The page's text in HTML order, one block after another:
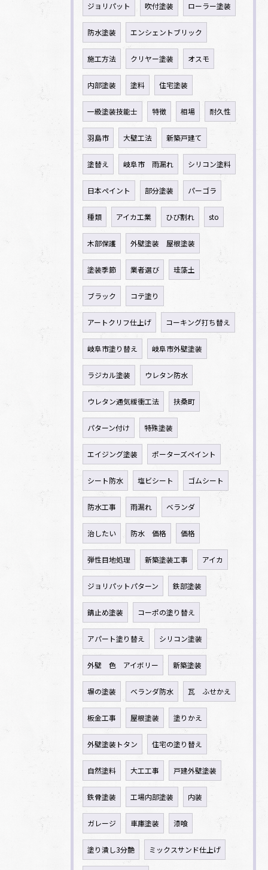
ジョリパット 吹付塗装 ローラー塗装
防水塗装 エンシェントブリック
施工方法 クリヤー塗装 オスモ
内部塗装 塗料 住宅塗装
一級塗装技能士 特徴 相場 耐久性
羽島市 大壁工法 新築戸建て
塗替え 岐阜市 雨漏れ シリコン塗料
日本ペイント 部分塗装 パーゴラ
種類 アイカ工業 ひび割れ sto
木部保護 外壁塗装 屋根塗装
塗装季節 業者選び 珪藻土
ブラック コテ塗り
アートクリフ仕上げ コーキング打ち替え
岐阜市塗り替え 岐阜市外壁塗装
ラジカル塗装 ウレタン防水
ウレタン通気緩衝工法 扶桑町
パターン付け 特殊塗装
エイジング塗装 ポーターズペイント
シート防水 塩ビシート ゴムシート
防水工事 雨漏れ ベランダ
治したい 防水 価格 価格
弾性目地処理 新築塗装工事 アイカ
ジョリパットパターン 鉄部塗装
錆止め塗装 コーポの塗り替え
アパート塗り替え シリコン塗装
外壁 色 アイボリー 新築塗装
塀の塗装 ベランダ防水 瓦 ふせかえ
板金工事 屋根塗装 塗りかえ
外壁塗装トタン 住宅の塗り替え
自然塗料 大工工事 戸建外壁塗装
鉄骨塗装 工場内部塗装 内装
ガレージ 車庫塗装 漆喰
塗り潰し3分艶 ミックスサンド仕上げ